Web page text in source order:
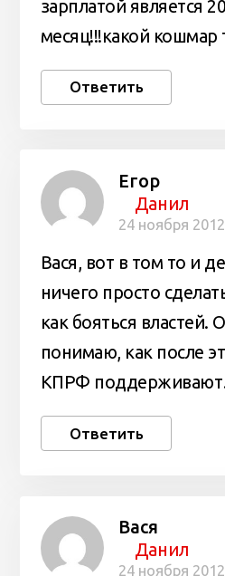
зарплатой является
месяц!!!какой кошмар
Ответить
Егор
Данил
24 ноября
Вася, вот в том то и
ничего просто
как бояться властей.
понимаю, как после
КПРФ
Ответить
Вася
Данил
24 ноября